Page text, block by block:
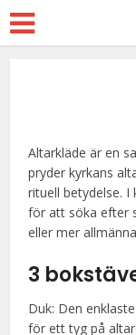
Altarkläde är en
pryder kyrkans
rituell betydelse.
för att söka efter
eller mer
3
Duk: Den
för ett tyg på